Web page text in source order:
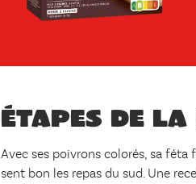
Étapes de
Avec ses poivrons colorés, sa féta
sent bon les repas du sud. Une